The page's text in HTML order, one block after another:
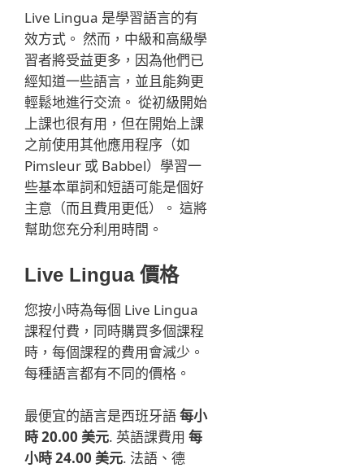
Live Lingua 是學習語言的有
效方式。 然而，中級和高級學
習者將受益更多，因為他們已
經知道一些語言，並且能夠更
輕鬆地進行交流。 從初級開始
上課也很有用，但在開始上課
之前使用其他應用程序（如
Pimsleur 或 Babbel）學習一
些基本單詞和短語可能是個好
主意（而且費用更低）。 這將
幫助您充分利用時間。
Live Lingua 價格
您按小時為每個 Live Lingua
課程付費，同時購買多個課程
時，每個課程的費用會減少。
每種語言都有不同的價格。
最便宜的語言是西班牙語每小
時 20.00 美元. 英語課費用 每
小時 24.00 美元. 法語、德